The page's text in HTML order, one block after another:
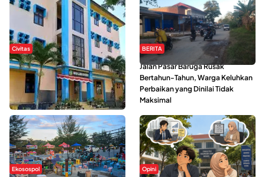
Civitas
Di Balik Kehidupan Ma’had Al-
Jami’ah UIN Kendari : Mahasiswa
Ceritakan Manfaat dan Tantangan
BERITA
Jalan Pasar Baruga Rusak
Bertahun-Tahun, Warga Keluhkan
Perbaikan yang Dinilai Tidak
Maksimal
Ekosospol Opini